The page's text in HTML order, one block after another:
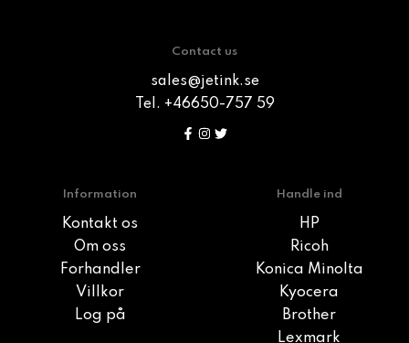
Contact us
sales@jetink.se
Tel. +46650-757 59
Information
Kontakt os
Om oss
Forhandler
Villkor
Log på
Handle ind
HP
Ricoh
Konica Minolta
Kyocera
Brother
Lexmark